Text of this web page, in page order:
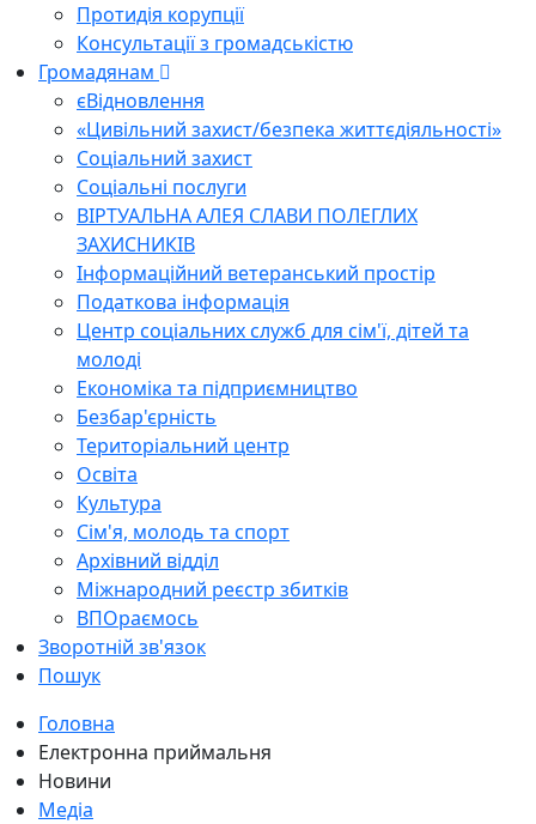
Протидія корупції
Консультації з громадськістю
Громадянам
єВідновлення
«Цивільний захист/безпека життєдіяльності»
Соціальний захист
Соціальні послуги
ВІРТУАЛЬНА АЛЕЯ СЛАВИ ПОЛЕГЛИХ
ЗАХИСНИКІВ
Інформаційний ветеранський простір
Податкова інформація
Центр соціальних служб для сім'ї, дітей та
молоді
Економіка та підприємництво
Безбар'єрність
Територіальний центр
Освіта
Культура
Сім'я, молодь та спорт
Архівний відділ
Міжнародний реєстр збитків
ВПОраємось
Зворотній зв'язок
Пошук
Головна
Електронна приймальня
Новини
Медіа